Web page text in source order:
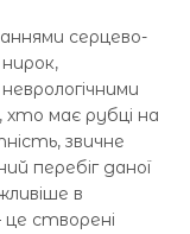
серцево-
має рубці на
звичне
перебіг даної
в
створені